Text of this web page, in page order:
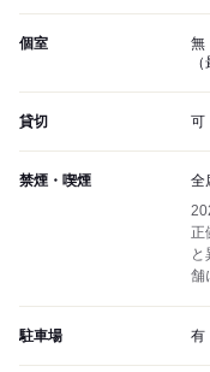
個室
無
貸切 可
禁煙・喫煙
全
正
舗
駐車場 有